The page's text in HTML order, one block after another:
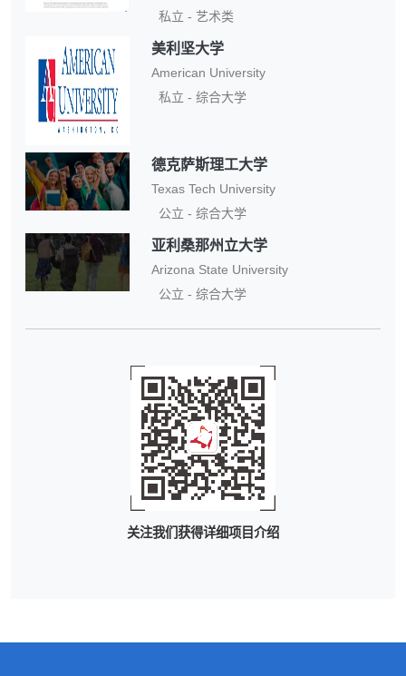
私立 - 艺术类
美利坚大学
American University
私立 - 综合大学
德克萨斯理工大学
Texas Tech University
公立 - 综合大学
亚利桑那州立大学
Arizona State University
公立 - 综合大学
关注我们获得详细项目介绍